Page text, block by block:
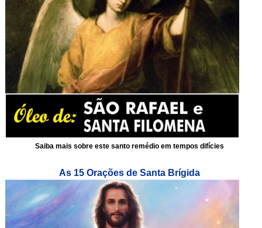
Saiba mais sobre este santo remédio em tempos difícies
As 15 Orações de Santa Brígida